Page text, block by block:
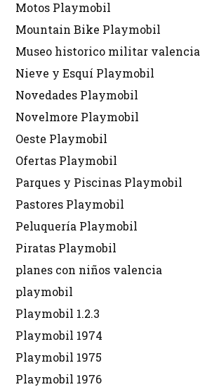
Motos Playmobil
Mountain Bike Playmobil
Museo historico militar valencia
Nieve y Esquí Playmobil
Novedades Playmobil
Novelmore Playmobil
Oeste Playmobil
Ofertas Playmobil
Parques y Piscinas Playmobil
Pastores Playmobil
Peluquería Playmobil
Piratas Playmobil
planes con niños valencia
playmobil
Playmobil 1.2.3
Playmobil 1974
Playmobil 1975
Playmobil 1976